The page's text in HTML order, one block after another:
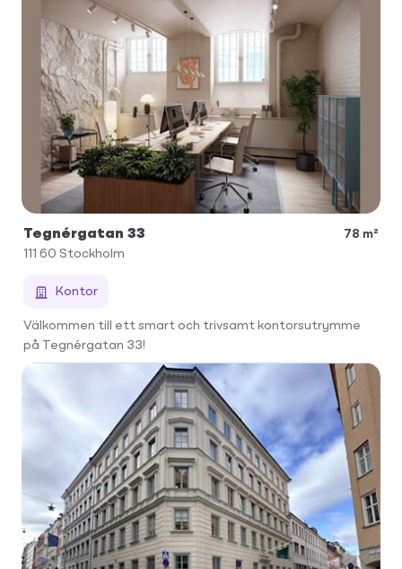
Tegnérgatan 33
78 m²
111 60 Stockholm
Kontor
Välkommen till ett smart och trivsamt kontorsutrymme
på Tegnérgatan 33!